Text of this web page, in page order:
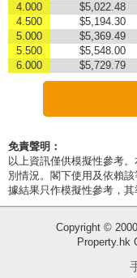
4.000
$5,022.48
4.500
$5,194.30
5.000
$5,369.49
5.500
$5,548.00
6.000
$5,729.79
免責聲明：
以上資訊僅供模擬性參考
別情況。閣下使用及依賴
據結果只作模擬性參考，其
Copyright ©
Property.hk